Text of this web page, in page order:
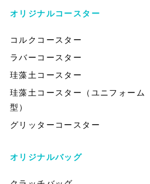
オリジナルコースター
コルクコースター
ラバーコースター
珪藻土コースター
珪藻土コースター（ユニフォーム
型）
グリッターコースター
オリジナルバッグ